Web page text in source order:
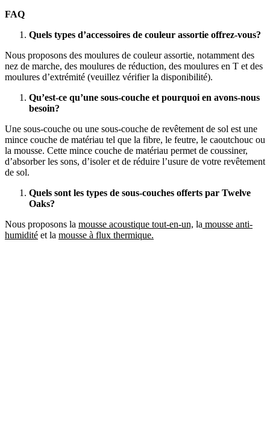
FAQ
Quels types d’accessoires de couleur assortie offrez-vous?
Nous proposons des moulures de couleur assortie, notamment des
nez de marche, des moulures de réduction, des moulures en T et des
moulures d’extrémité (veuillez vérifier la disponibilité).
Qu’est-ce qu’une sous-couche et pourquoi en avons-nous
besoin?
Une sous-couche ou une sous-couche de revêtement de sol est une
mince couche de matériau tel que la fibre, le feutre, le caoutchouc ou
la mousse. Cette mince couche de matériau permet de coussiner,
d’absorber les sons, d’isoler et de réduire l’usure de votre revêtement
de sol.
Quels sont les types de sous-couches offerts par Twelve
Oaks?
Nous proposons la mousse acoustique tout-en-un, la mousse anti-
humidité et la mousse à flux thermique.